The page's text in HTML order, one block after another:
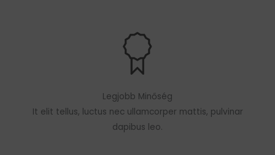
Legjobb Minőség
It elit tellus, luctus nec ullamcorper mattis, pulvinar
dapibus leo.